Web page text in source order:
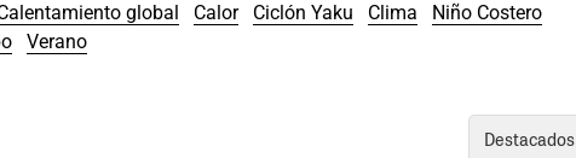
global Calor Ciclón Yaku Clima
Niño Costero
Verano
Destacados